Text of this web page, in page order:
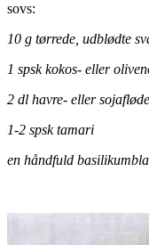
sovs:
10 g tørrede, udblødte
1 spsk kokos- eller
2 dl havre- eller sojafløde
1-2 spsk tamari
en håndfuld